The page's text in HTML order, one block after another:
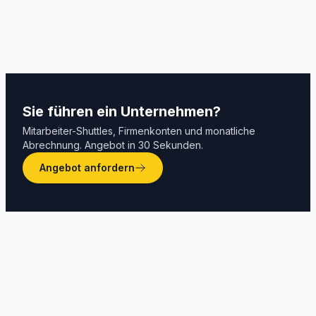
Sie führen ein Unternehmen?
Mitarbeiter-Shuttles, Firmenkonten und monatliche
Abrechnung. Angebot in 30 Sekunden.
Angebot anfordern